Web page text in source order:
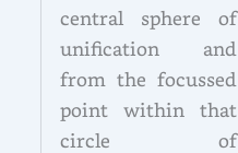
central sphere of
unification and
from the focussed
point within that
circle of